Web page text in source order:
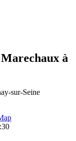
à
sur-Seine